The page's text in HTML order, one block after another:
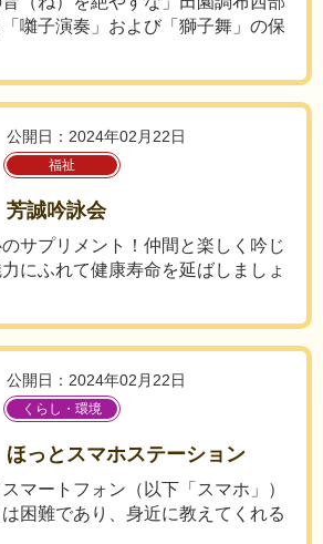
囃子演奏」および「獅子舞」の保
公開日：2024年02月22日
福祉
芳誠吟詠会
サプリメント！仲間と楽しく吟じ
にふれて健康寿命を延ばしましょ
公開日：2024年02月22日
くらし・環境
ほっとスマホステーション
マートフォン（以下「スマホ」）
困難であり、身近に教えてくれる